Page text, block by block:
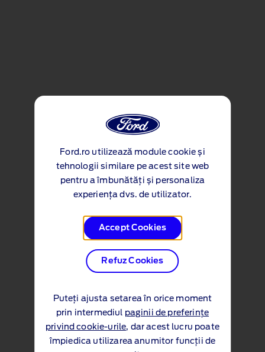
Ford.ro utilizează module cookie și
tehnologii similare pe acest site web
pentru a îmbunătăți și personaliza
experiența dvs. de utilizator.
Accept Cookies
Refuz Cookies
Puteți ajusta setarea în orice moment
prin intermediul paginii de preferințe
privind cookie-urile, dar acest lucru poate
împiedica utilizarea anumitor funcții de